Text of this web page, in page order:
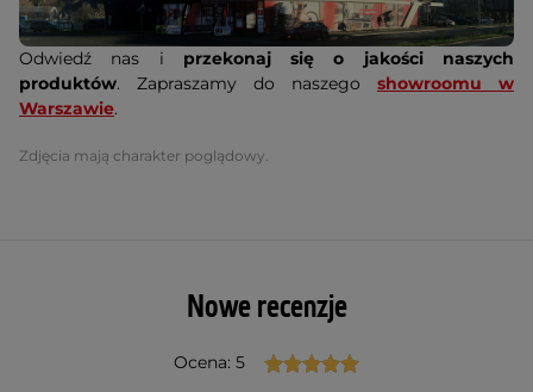
Odwiedź nas i przekonaj się o jakości naszych
produktów. Zapraszamy do naszego showroomu w
Warszawie.
Zdjęcia mają charakter poglądowy.
Nowe recenzje
Ocena: 5